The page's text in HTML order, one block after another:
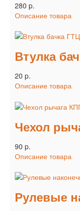
280 p.
Описание товара
Втулка
20 p.
Описание товара
Чехол
90 p.
Описание товара
Рулевые